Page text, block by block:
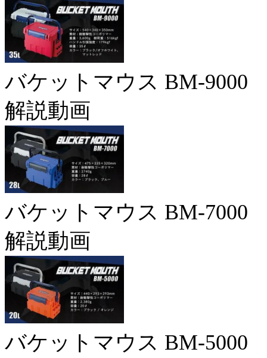
バケットマウス BM-9000
解説動画
バケットマウス BM-7000
解説動画
バケットマウス BM-5000